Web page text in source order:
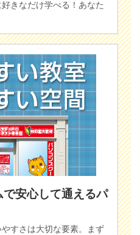
きなだけ学べる！あなた
安心して通えるパ
すさは大切な要素。まず